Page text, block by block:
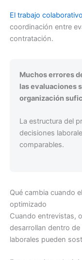
El trabajo
coordinación entre
contratación.
Muchos errores
las evaluaciones
organización
La estructura del
decisiones
comparables.
Qué cambia cuando
optimizado
Cuando entrevistas,
desarrollan dentro
laborales pueden